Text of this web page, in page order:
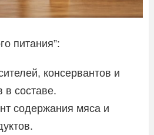
питания”:
консервантов и
в составе.
содержания мяса и